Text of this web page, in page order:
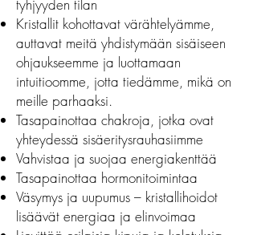
tyhjyyden tilan
Kristallit kohottavat värähtelyämme,
auttavat meitä yhdistymään sisäiseen
ohjaukseemme ja luottamaan
intuitioomme, jotta tiedämme, mikä on
meille parhaaksi.
Tasapainottaa chakroja, jotka ovat
yhteydessä sisäeritysrauhasiimme
Vahvistaa ja suojaa energiakenttää
Tasapainottaa hormonitoimintaa
Väsymys ja uupumus – kristallihoidot
lisäävät energiaa ja elinvoimaa